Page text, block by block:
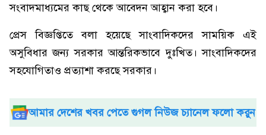
সংবাদমাধ্যমের কাছ থেকে আবেদন আহ্বান করা হবে।
প্রেস বিজ্ঞপ্তিতে বলা হয়েছে সাংবাদিকদের সাময়িক এই
অসুবিধার জন্য সরকার আন্তরিকভাবে দুঃখিত। সাংবাদিকদের
সহযোগিতাও প্রত্যাশা করছে সরকার।
আমার দেশের খবর পেতে গুগল নিউজ চ্যানেল ফলো করুন